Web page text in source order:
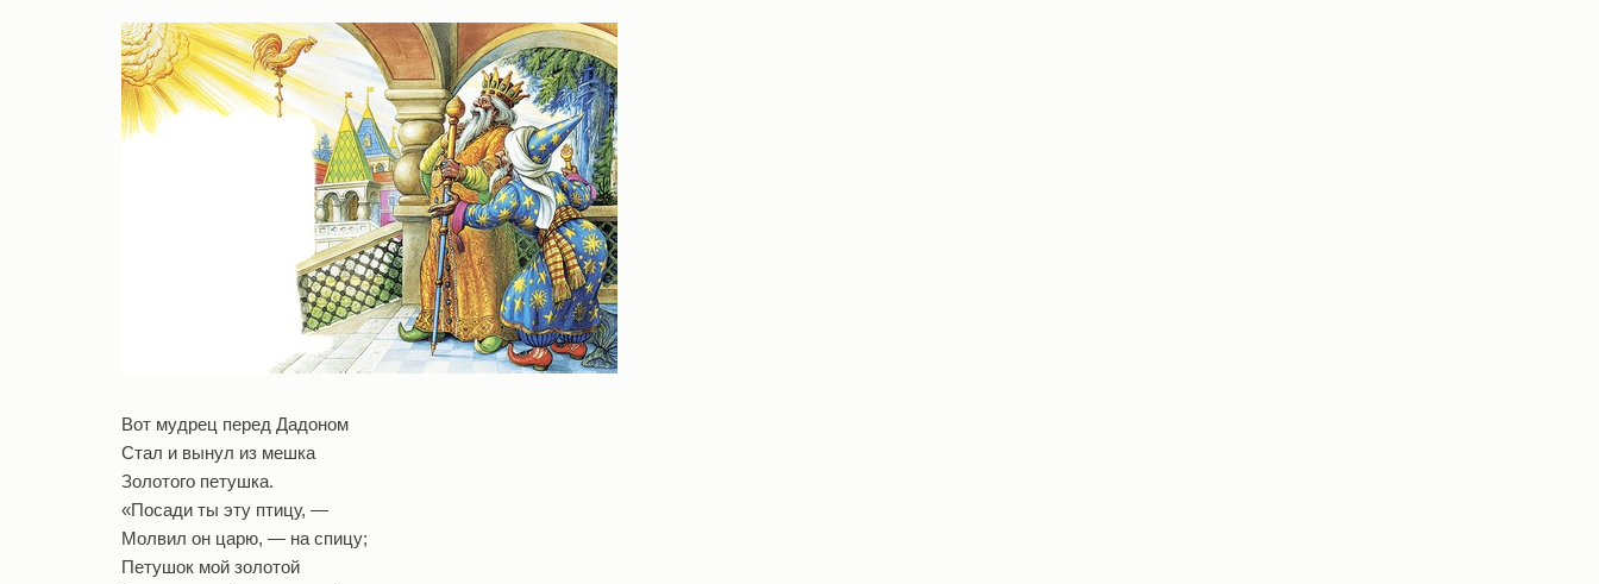
Вот мудрец перед Дадоном
Стал и вынул из мешка
Золотого петушка.
«Посади ты эту птицу, —
Молвил он царю, — на спицу;
Петушок мой золотой